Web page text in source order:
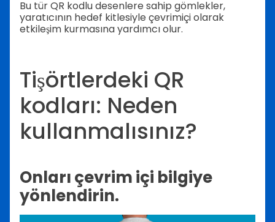
Bu tür QR kodlu desenlere sahip gömlekler,
yaratıcının hedef kitlesiyle çevrimiçi olarak
etkileşim kurmasına yardımcı olur.
Tişörtlerdeki QR
kodları: Neden
kullanmalısınız?
Onları çevrim içi bilgiye
yönlendirin.